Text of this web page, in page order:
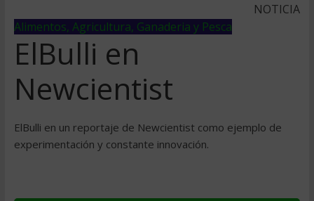
NOTICIA
Alimentos, Agricultura, Ganaderia y Pesca
ElBulli en
Newcientist
ElBulli en un reportaje de Newcientist como ejemplo de
experimentación y constante innovación.